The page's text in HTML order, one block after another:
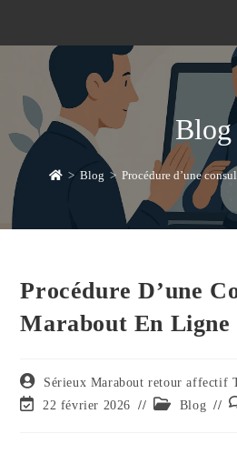
Blog
> Blog > Procédure d’une
Procédure D’une
Marabout En Ligne
Sérieux Marabout retour affectif
22 février 2026
Blog